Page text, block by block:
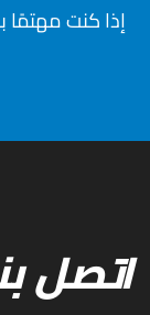
إذا كنت مهتمًا
اتصل